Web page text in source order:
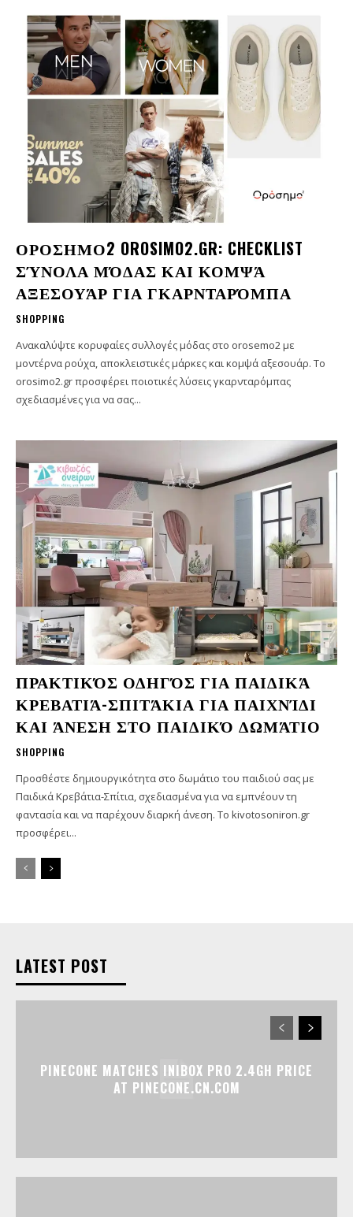
ΟΡΟΣΗΜΟ2 OROSIMO2.GR: CHECKLIST
ΣΎΝΟΛΑ ΜΌΔΑΣ ΚΑΙ ΚΟΜΨΆ
ΑΞΕΣΟΥΆΡ ΓΙΑ ΓΚΑΡΝΤΑΡΌΜΠΑ
SHOPPING
Ανακαλύψτε κορυφαίες συλλογές μόδας στο orosemo2 με
μοντέρνα ρούχα, αποκλειστικές μάρκες και κομψά αξεσουάρ. Το
orosimo2.gr προσφέρει ποιοτικές λύσεις γκαρνταρόμπας
σχεδιασμένες για να σας...
ΠΡΑΚΤΙΚΌΣ ΟΔΗΓΌΣ ΓΙΑ ΠΑΙΔΙΚΆ
ΚΡΕΒΑΤΙΆ-ΣΠΙΤΆΚΙΑ ΓΙΑ ΠΑΙΧΝΊΔΙ
ΚΑΙ ΆΝΕΣΗ ΣΤΟ ΠΑΙΔΙΚΌ ΔΩΜΆΤΙΟ
SHOPPING
Προσθέστε δημιουργικότητα στο δωμάτιο του παιδιού σας με
Παιδικά Κρεβάτια-Σπίτια, σχεδιασμένα για να εμπνέουν τη
φαντασία και να παρέχουν διαρκή άνεση. Το kivotosoniron.gr
προσφέρει...
LATEST POST
PINECONE MATCHES INIBOX PRO 2.4GH PRICE
AT PINECONE.CN.COM